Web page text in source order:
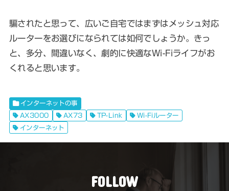
騙されたと思って、広いご自宅ではまずはメッシュ対応
ルーターをお選びになられては如何でしょうか。きっ
と、多分、間違いなく、劇的に快適なWi-Fiライフがお
くれると思います。
インターネットの事
AX3000
AX73 TP-Link
Wi-Fiルーター
インターネット
FOLLOW